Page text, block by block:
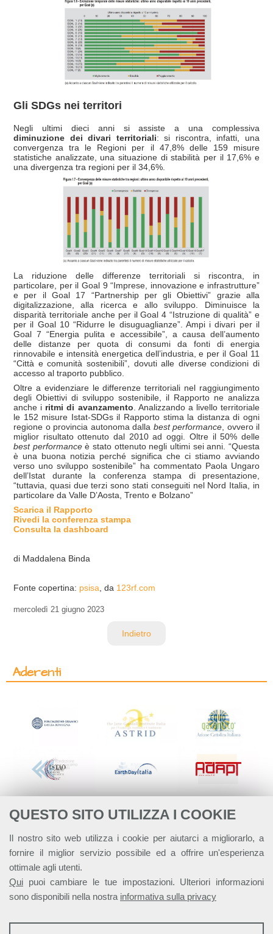
QUESTO SITO UTILIZZA I COOKIE
Il nostro sito web utilizza i cookie per aiutarci a migliorarlo, a
fornire il miglior servizio possibile ed a offrire un'esperienza
ottimale agli utenti.
Qui puoi cambiare le tue impostazioni. Ulteriori informazioni
sono disponibili nella nostra informativa sulla privacy
STATISTICHE
Gli SDGs nei territori
Negli ultimi dieci anni si assiste a una complessiva
diminuzione dei divari territoriali: si riscontra, infatti, una
convergenza tra le Regioni per il 47,8% delle 159 misure
statistiche analizzate, una situazione di stabilità per il 17,6% e
una divergenza tra regioni per il 34,6%.
La riduzione delle differenze territoriali si riscontra, in
particolare, per il Goal 9 “Imprese, innovazione e infrastrutture”
e per il Goal 17 “Partnership per gli Obiettivi” grazie alla
digitalizzazione, alla ricerca e allo sviluppo. Diminuisce la
disparità territoriale anche per il Goal 4 “Istruzione di qualità” e
per il Goal 10 “Ridurre le disuguaglianze”. Ampi i divari per il
Goal 7 “Energia pulita e accessibile”, a causa dell’aumento
delle distanze per quota di consumi da fonti di energia
rinnovabile e intensità energetica dell’industria, e per il Goal 11
“Città e comunità sostenibili”, dovuti alle diverse condizioni di
accesso al traporto pubblico.
Oltre a evidenziare le differenze territoriali nel raggiungimento
degli Obiettivi di sviluppo sostenibile, il Rapporto ne analizza
anche i ritmi di avanzamento . Analizzando a livello territoriale
le 152 misure Istat-SDGs il Rapporto stima la distanza di ogni
regione o provincia autonoma dalla best performance , ovvero il
miglior risultato ottenuto dal 2010 ad oggi. Oltre il 50% delle
best performanceè stato ottenuto negli ultimi sei anni. “Questa
è una buona notizia perché significa che ci stiamo avviando
verso uno sviluppo sostenibile” ha commentato Paola Ungaro
dell’Istat durante la conferenza stampa di presentazione,
“tuttavia, quasi due terzi sono stati conseguiti nel Nord Italia, in
particolare da Valle D’Aosta, Trento e Bolzano”
Scarica il Rapporto
Rivedi la conferenza stampa
Consulta la dashboard
di Maddalena Binda
Fonte copertina: psisa , da 123rf.com
mercoledì 21 giugno 2023
Indietro
Aderenti